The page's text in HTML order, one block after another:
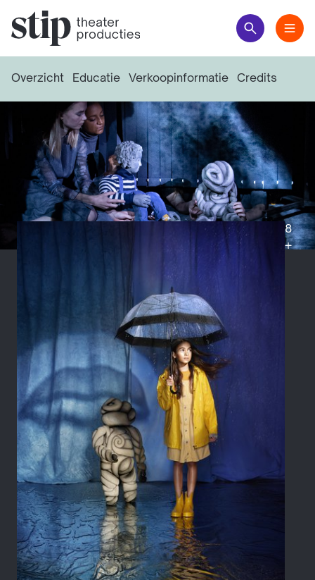
Overzicht Educatie Verkoopinformatie Credits
8
+